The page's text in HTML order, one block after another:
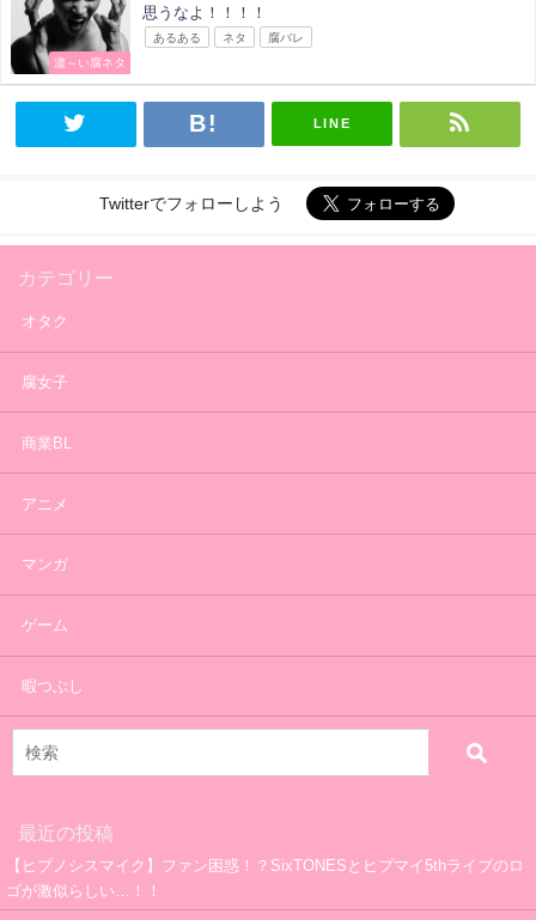
濃～い腐ネタ
思うなよ！！！！
あるある ネタ 腐バレ
LINE
Twitterでフォローしよう
カテゴリー
オタク
腐女子
商業BL
アニメ
マンガ
ゲーム
暇つぶし
最近の投稿
【ヒプノシスマイク】ファン困惑！？SixTONESとヒプマイ5thライブのロ
ゴが激似らしい…！！